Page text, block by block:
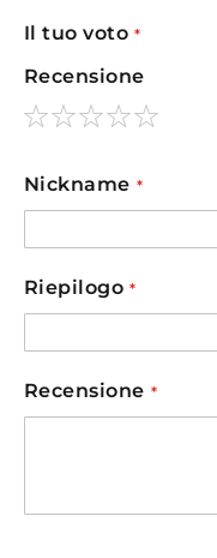
Il tuo voto
Recensione
star
stars
stars
stars
stars
Nickname
Riepilogo
Recensione